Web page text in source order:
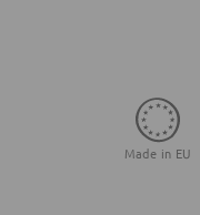
Made in EU